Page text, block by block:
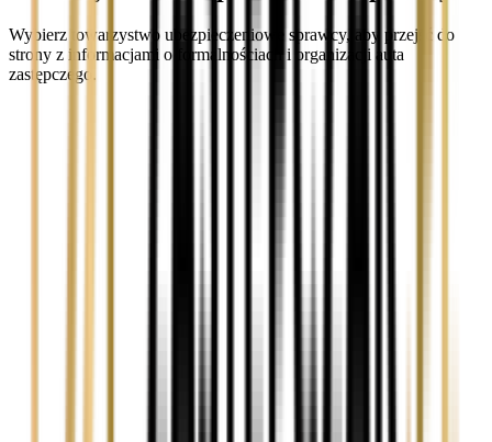
Wybierz towarzystwo ubezpieczeniowe sprawcy, aby przejść do
strony z informacjami o formalnościach i organizacji auta
zastępczego.